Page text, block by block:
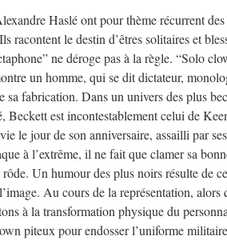
Haslé ont pour thème récurrent
racontent le destin d’êtres solitaires et
ne déroge pas à la règle. “Solo
un homme, qui se dit dictateur,
sa fabrication. Dans un univers des plus
Beckett est incontestablement celui de
le jour de son anniversaire, assailli par
à l’extrême, il ne fait que clamer sa
Un humour des plus noirs résulte de
Au cours de la représentation,
à la transformation physique du
piteux pour endosser l’uniforme